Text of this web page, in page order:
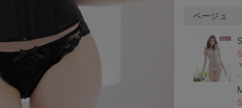
ベージュ